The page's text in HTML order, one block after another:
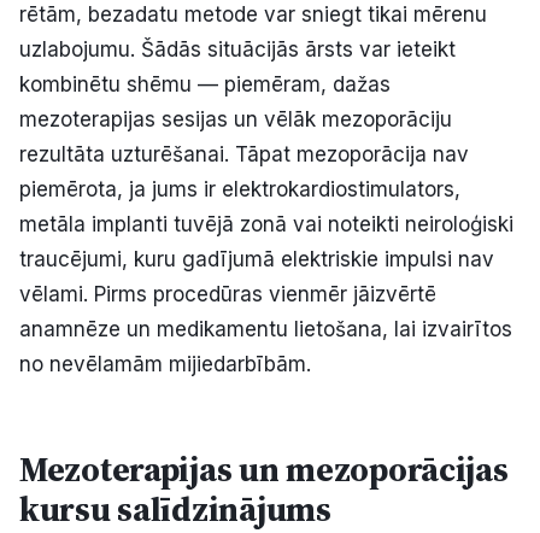
rētām, bezadatu metode var sniegt tikai mērenu
uzlabojumu. Šādās situācijās ārsts var ieteikt
kombinētu shēmu — piemēram, dažas
mezoterapijas sesijas un vēlāk mezoporāciju
rezultāta uzturēšanai. Tāpat mezoporācija nav
piemērota, ja jums ir elektrokardiostimulators,
metāla implanti tuvējā zonā vai noteikti neiroloģiski
traucējumi, kuru gadījumā elektriskie impulsi nav
vēlami. Pirms procedūras vienmēr jāizvērtē
anamnēze un medikamentu lietošana, lai izvairītos
no nevēlamām mijiedarbībām.
Mezoterapijas un mezoporācijas
kursu salīdzinājums